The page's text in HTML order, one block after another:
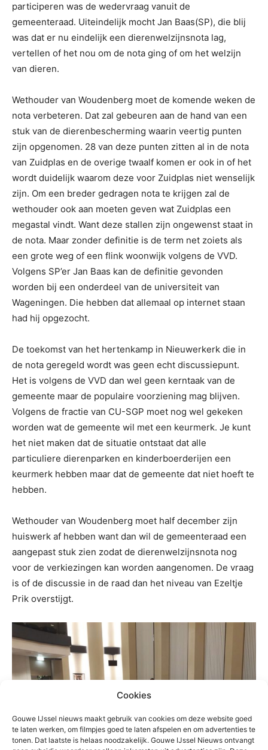
Cookies
Gouwe IJssel nieuws maakt gebruik van cookies om deze website goed
te laten werken, om filmpjes goed te laten afspelen en om advertenties te
tonen. Dat laatste is helaas noodzakelijk. Gouwe IJssel Nieuws ontvangt
participeren was de wedervraag vanuit de
gemeenteraad. Uiteindelijk mocht Jan Baas(SP), die blij
was dat er nu eindelijk een dierenwelzijnsnota lag,
vertellen of het nou om de nota ging of om het welzijn
van dieren.
Wethouder van Woudenberg moet de komende weken de
nota verbeteren. Dat zal gebeuren aan de hand van een
stuk van de dierenbescherming waarin veertig punten
zijn opgenomen. 28 van deze punten zitten al in de nota
van Zuidplas en de overige twaalf komen er ook in of het
wordt duidelijk waarom deze voor Zuidplas niet wenselijk
zijn. Om een breder gedragen nota te krijgen zal de
wethouder ook aan moeten geven wat Zuidplas een
megastal vindt. Want deze stallen zijn ongewenst staat in
de nota. Maar zonder definitie is de term net zoiets als
een grote weg of een flink woonwijk volgens de VVD.
Volgens SP’er Jan Baas kan de definitie gevonden
worden bij een onderdeel van de universiteit van
Wageningen. Die hebben dat allemaal op internet staan
had hij opgezocht.
De toekomst van het hertenkamp in Nieuwerkerk die in
de nota geregeld wordt was geen echt discussiepunt.
Het is volgens de VVD dan wel geen kerntaak van de
gemeente maar de populaire voorziening mag blijven.
Volgens de fractie van CU-SGP moet nog wel gekeken
worden wat de gemeente wil met een keurmerk. Je kunt
het niet maken dat de situatie ontstaat dat alle
particuliere dierenparken en kinderboerderijen een
keurmerk hebben maar dat de gemeente dat niet hoeft te
hebben.
Wethouder van Woudenberg moet half december zijn
huiswerk af hebben want dan wil de gemeenteraad een
aangepast stuk zien zodat de dierenwelzijnsnota nog
voor de verkiezingen kan worden aangenomen. De vraag
is of de discussie in de raad dan het niveau van Ezeltje
Prik overstijgt.